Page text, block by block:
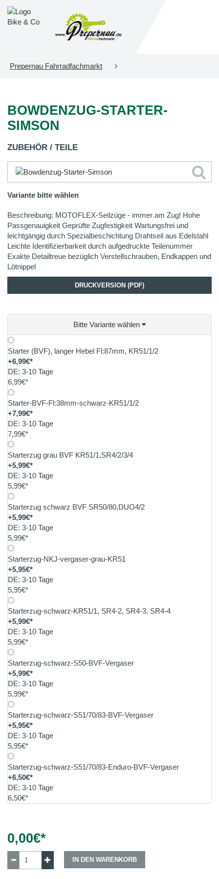
Prepernau Fahrradfachmarkt
BOWDENZUG-STARTER-
SIMSON
ZUBEHÖR / TEILE
Variante bitte wählen
Beschreibung: MOTOFLEX-Seilzüge - immer am Zug! Hohe
Passgenauigkeit Geprüfte Zugfestigkeit Wartungsfrei und
leichtgängig durch Spezialbeschichtung Drahtseil aus Edelstahl
Leichte Identifizierbarkeit durch aufgedruckte Teilenummer
Exakte Detailtreue bezüglich Verstellschrauben, Endkappen und
Lötnippel
DRUCKVERSION (PDF)
Bitte Variante wählen
Starter (BVF), langer Hebel Fl:87mm, KR51/1/2
+6,99€*
DE: 3-10 Tage
6,99€*
Starter-BVF-Fl:38mm-schwarz-KR51/1/2
+7,99€*
DE: 3-10 Tage
7,99€*
Starterzug grau BVF KR51/1,SR4/2/3/4
+5,99€*
DE: 3-10 Tage
5,99€*
Starterzug schwarz BVF SR50/80,DUO4/2
+5,99€*
DE: 3-10 Tage
5,99€*
Starterzug-NKJ-vergaser-grau-KR51
+5,95€*
DE: 3-10 Tage
5,95€*
Starterzug-schwarz-KR51/1, SR4-2, SR4-3, SR4-4
+5,99€*
DE: 3-10 Tage
5,99€*
Starterzug-schwarz-S50-BVF-Vergaser
+5,99€*
DE: 3-10 Tage
5,99€*
Starterzug-schwarz-S51/70/83-BVF-Vergaser
+5,95€*
DE: 3-10 Tage
5,95€*
Starterzug-schwarz-S51/70/83-Enduro-BVF-Vergaser
+6,50€*
DE: 3-10 Tage
6,50€*
0,00€*
IN DEN WARENKORB